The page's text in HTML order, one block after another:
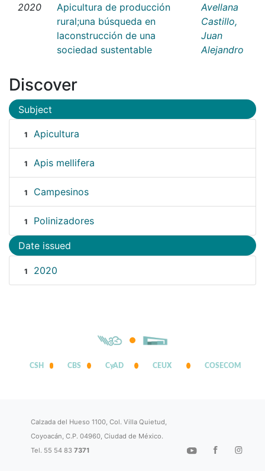
2020
Apicultura de producción
rural;una búsqueda en
laconstrucción de una
sociedad sustentable
Avellana
Castillo,
Juan
Alejandro
Discover
Subject
1 Apicultura
1 Apis mellifera
1 Campesinos
1 Polinizadores
Date issued
1 2020
CSH CBS CyAD CEUX COSECOM
Calzada del Hueso 1100, Col. Villa Quietud,
Coyoacán, C.P. 04960, Ciudad de México.
Tel. 55 54 837371